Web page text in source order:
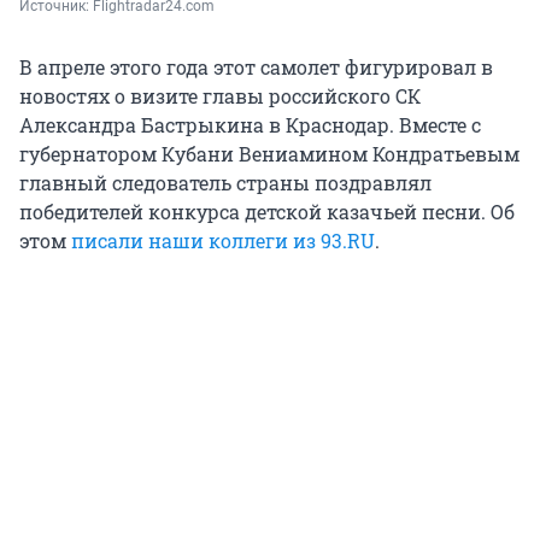
Источник: Flightradar24.com
В апреле этого года этот самолет фигурировал в
новостях о визите главы российского СК
Александра Бастрыкина в Краснодар. Вместе с
губернатором Кубани Вениамином Кондратьевым
главный следователь страны поздравлял
победителей конкурса детской казачьей песни. Об
этомписали наши коллеги из 93.RU.